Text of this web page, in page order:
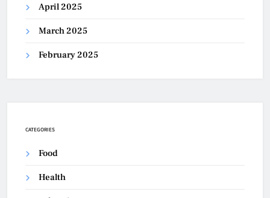
April 2025
March 2025
February 2025
CATEGORIES
Food
Health